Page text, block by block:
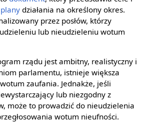
planydziałania na określony okres.
przez posłów, którzy
lub nieudzieleniu wotum
rządu jest ambitny, realistyczny i
parlamentu, istnieje większa
zaufania. Jednakże, jeśli
lub niezgodny z
może to prowadzić do nieudzielenia
wotum nieufności.